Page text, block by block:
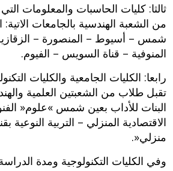
‬ثالثا‮:‬‮ ‬كليات الحاسبات والمعلومات
من الشعبة الهندسية بالجامعات
شمس‮ – ‬أسيوط‮ – ‬المنصورة‮ –
‬المنوفية‮ – ‬قناة السويس‮ – ‬الفيوم‮.‬
رابعا‮:‬‮ ‬الكليات الجامعية والكليات
تقبل طلاب من الشعبتين العلمية
‬البنات للأداب بعين شمس‮ »‬علوم‮«
‬الاقتصادية المنزلي‮ – ‬التربية النوعية
منزلي‮«.‬
وفي الكليات التكنولوجية ومدة